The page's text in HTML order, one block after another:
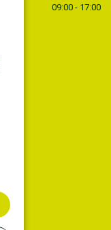
09:00 - 17:00